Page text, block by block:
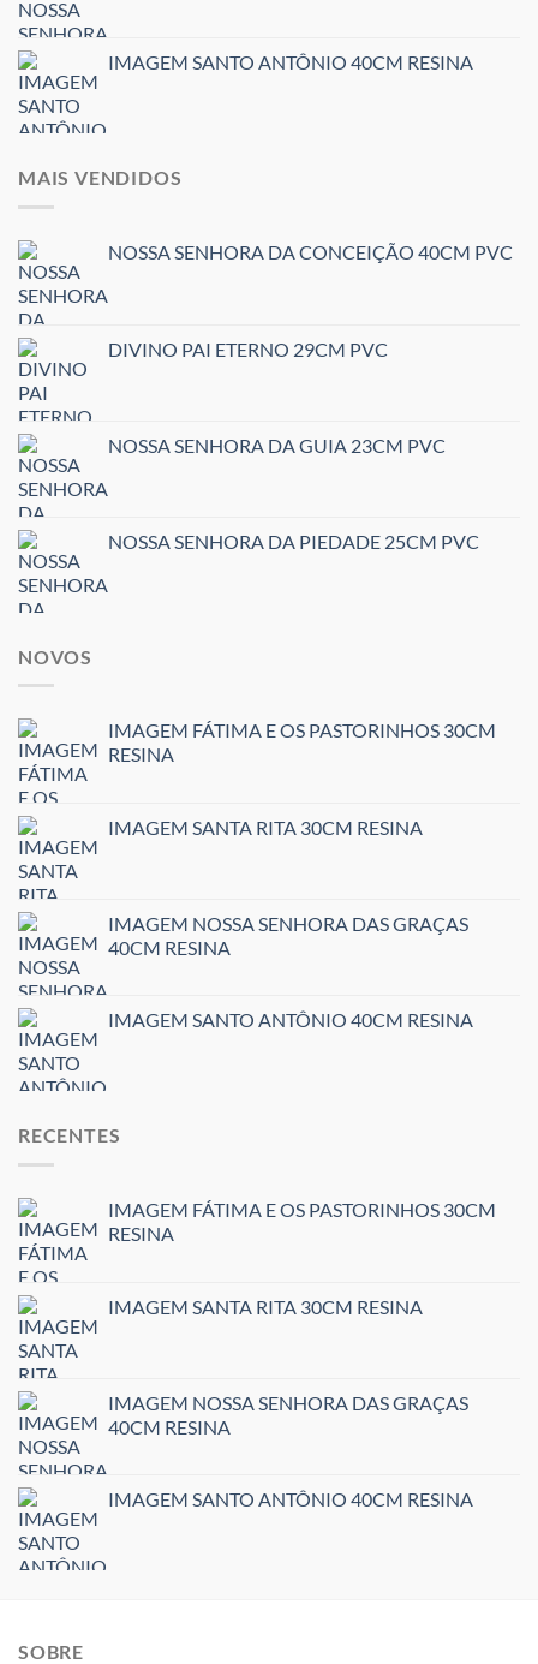
IMAGEM SANTO ANTÔNIO 40CM RESINA
MAIS VENDIDOS
NOSSA SENHORA DA CONCEIÇÃO 40CM PVC
DIVINO PAI ETERNO 29CM PVC
NOSSA SENHORA DA GUIA 23CM PVC
NOSSA SENHORA DA PIEDADE 25CM PVC
NOVOS
IMAGEM FÁTIMA E OS PASTORINHOS 30CM
RESINA
IMAGEM SANTA RITA 30CM RESINA
IMAGEM NOSSA SENHORA DAS GRAÇAS
40CM RESINA
IMAGEM SANTO ANTÔNIO 40CM RESINA
RECENTES
IMAGEM FÁTIMA E OS PASTORINHOS 30CM
RESINA
IMAGEM SANTA RITA 30CM RESINA
IMAGEM NOSSA SENHORA DAS GRAÇAS
40CM RESINA
IMAGEM SANTO ANTÔNIO 40CM RESINA
SOBRE